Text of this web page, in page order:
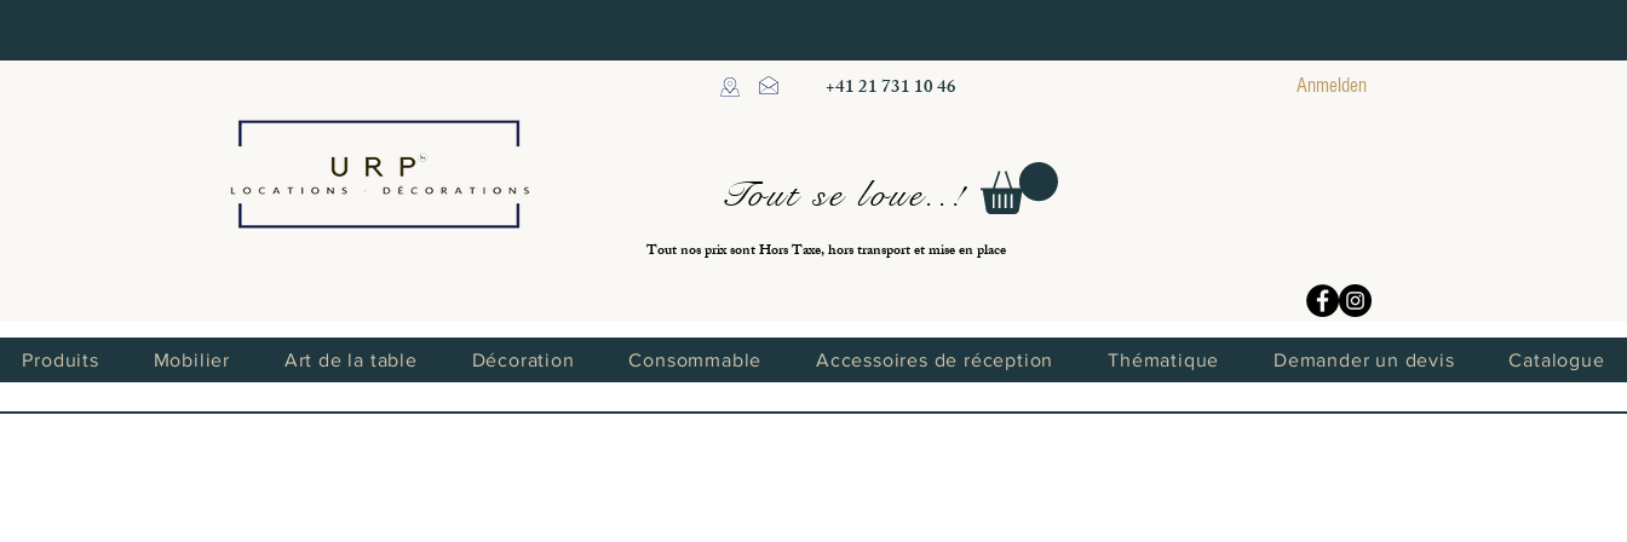
+41 21 731 10 46
Tout se loue..!
Anmelden
Tout nos prix sont Hors Taxe, hors transport et mise en place
Produits Mobilier Art de la table Décoration Consommable Accessoires de réception Thématique Demander un devis Catalogue